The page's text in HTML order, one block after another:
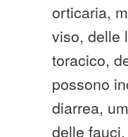
orticaria,
viso, delle
toracico,
possono
diarrea,
delle